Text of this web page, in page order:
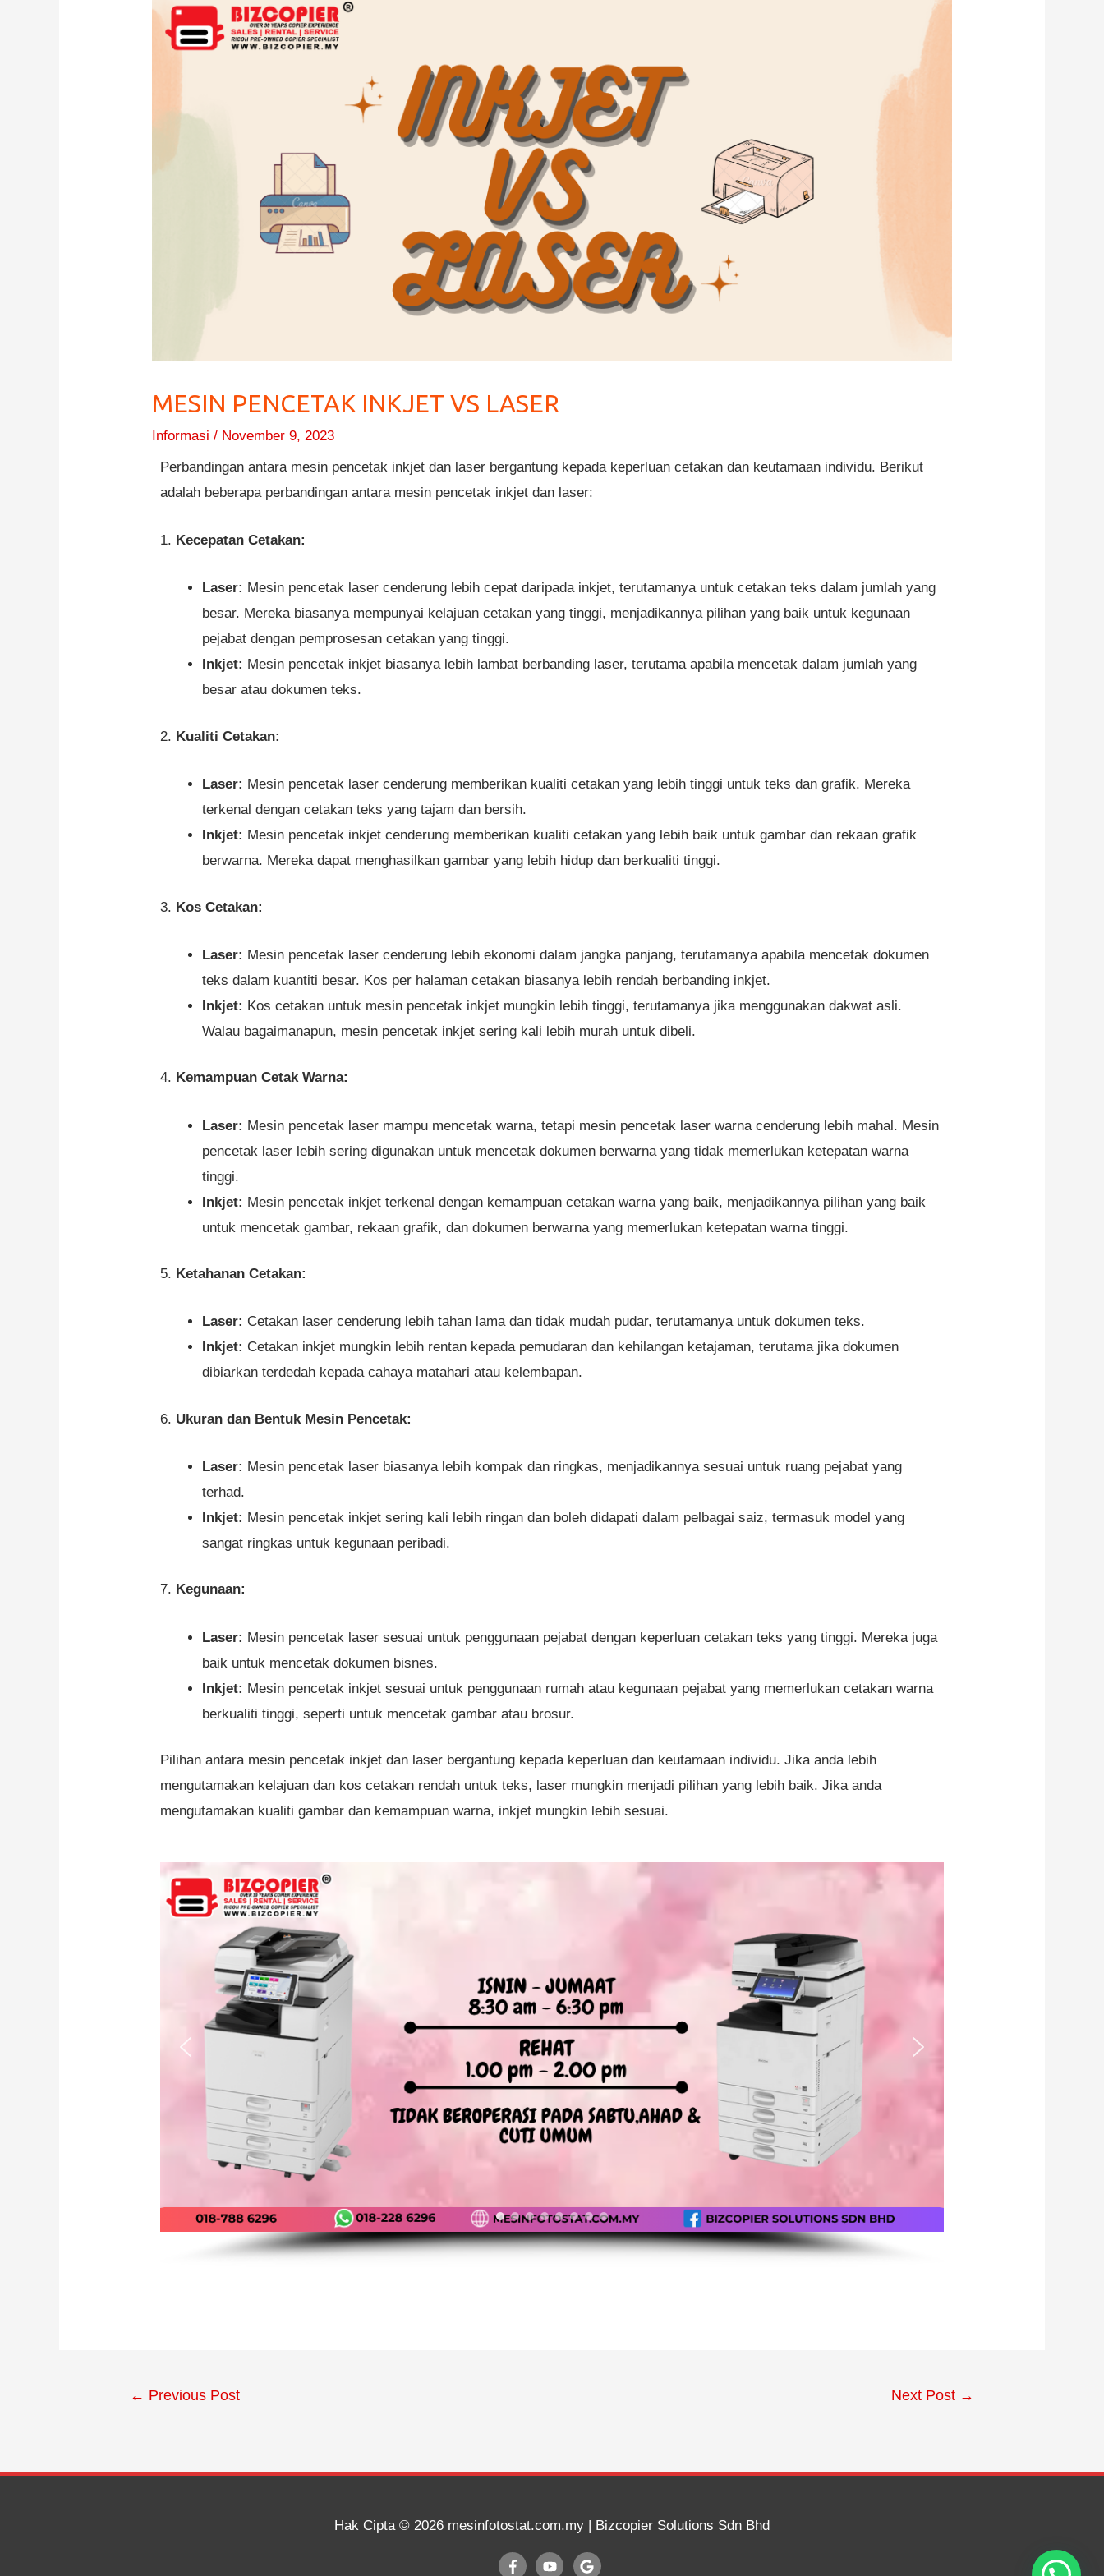
MESIN PENCETAK INKJET VS LASER
Informasi / November 9, 2023
Perbandingan antara mesin pencetak inkjet dan laser bergantung kepada keperluan cetakan dan keutamaan individu. Berikut
adalah beberapa perbandingan antara mesin pencetak inkjet dan laser:
1. Kecepatan Cetakan:
Laser: Mesin pencetak laser cenderung lebih cepat daripada inkjet, terutamanya untuk cetakan teks dalam jumlah yang
besar. Mereka biasanya mempunyai kelajuan cetakan yang tinggi, menjadikannya pilihan yang baik untuk kegunaan
pejabat dengan pemprosesan cetakan yang tinggi.
Inkjet: Mesin pencetak inkjet biasanya lebih lambat berbanding laser, terutama apabila mencetak dalam jumlah yang
besar atau dokumen teks.
2. Kualiti Cetakan:
Laser: Mesin pencetak laser cenderung memberikan kualiti cetakan yang lebih tinggi untuk teks dan grafik. Mereka
terkenal dengan cetakan teks yang tajam dan bersih.
Inkjet: Mesin pencetak inkjet cenderung memberikan kualiti cetakan yang lebih baik untuk gambar dan rekaan grafik
berwarna. Mereka dapat menghasilkan gambar yang lebih hidup dan berkualiti tinggi.
3. Kos Cetakan:
Laser: Mesin pencetak laser cenderung lebih ekonomi dalam jangka panjang, terutamanya apabila mencetak dokumen
teks dalam kuantiti besar. Kos per halaman cetakan biasanya lebih rendah berbanding inkjet.
Inkjet: Kos cetakan untuk mesin pencetak inkjet mungkin lebih tinggi, terutamanya jika menggunakan dakwat asli.
Walau bagaimanapun, mesin pencetak inkjet sering kali lebih murah untuk dibeli.
4. Kemampuan Cetak Warna:
Laser: Mesin pencetak laser mampu mencetak warna, tetapi mesin pencetak laser warna cenderung lebih mahal. Mesin
pencetak laser lebih sering digunakan untuk mencetak dokumen berwarna yang tidak memerlukan ketepatan warna
tinggi.
Inkjet: Mesin pencetak inkjet terkenal dengan kemampuan cetakan warna yang baik, menjadikannya pilihan yang baik
untuk mencetak gambar, rekaan grafik, dan dokumen berwarna yang memerlukan ketepatan warna tinggi.
5. Ketahanan Cetakan:
Laser: Cetakan laser cenderung lebih tahan lama dan tidak mudah pudar, terutamanya untuk dokumen teks.
Inkjet: Cetakan inkjet mungkin lebih rentan kepada pemudaran dan kehilangan ketajaman, terutama jika dokumen
dibiarkan terdedah kepada cahaya matahari atau kelembapan.
6. Ukuran dan Bentuk Mesin Pencetak:
Laser: Mesin pencetak laser biasanya lebih kompak dan ringkas, menjadikannya sesuai untuk ruang pejabat yang
terhad.
Inkjet: Mesin pencetak inkjet sering kali lebih ringan dan boleh didapati dalam pelbagai saiz, termasuk model yang
sangat ringkas untuk kegunaan peribadi.
7. Kegunaan:
Laser: Mesin pencetak laser sesuai untuk penggunaan pejabat dengan keperluan cetakan teks yang tinggi. Mereka juga
baik untuk mencetak dokumen bisnes.
Inkjet: Mesin pencetak inkjet sesuai untuk penggunaan rumah atau kegunaan pejabat yang memerlukan cetakan warna
berkualiti tinggi, seperti untuk mencetak gambar atau brosur.
Pilihan antara mesin pencetak inkjet dan laser bergantung kepada keperluan dan keutamaan individu. Jika anda lebih
mengutamakan kelajuan dan kos cetakan rendah untuk teks, laser mungkin menjadi pilihan yang lebih baik. Jika anda
mengutamakan kualiti gambar dan kemampuan warna, inkjet mungkin lebih sesuai.
← Previous Post Next Post →
Hak Cipta © 2026 mesinfotostat.com.my | Bizcopier Solutions Sdn Bhd